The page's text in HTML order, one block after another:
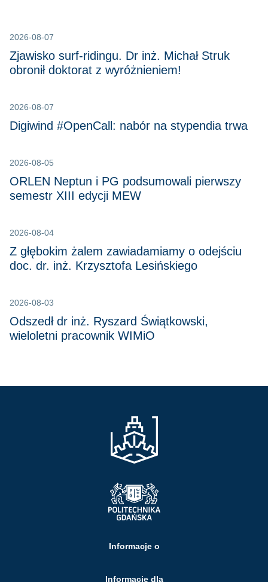
2026-08-07
Zjawisko surf-ridingu. Dr inż. Michał Struk
obronił doktorat z wyróżnieniem!
2026-08-07
Digiwind #OpenCall: nabór na stypendia trwa
2026-08-05
ORLEN Neptun i PG podsumowali pierwszy
semestr XIII edycji MEW
2026-08-04
Z głębokim żalem zawiadamiamy o odejściu
doc. dr. inż. Krzysztofa Lesińskiego
2026-08-03
Odszedł dr inż. Ryszard Świątkowski,
wieloletni pracownik WIMiO
Informacje o
Informacje dla